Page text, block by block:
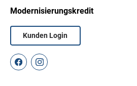
Modernisierungskredit
Kunden Login